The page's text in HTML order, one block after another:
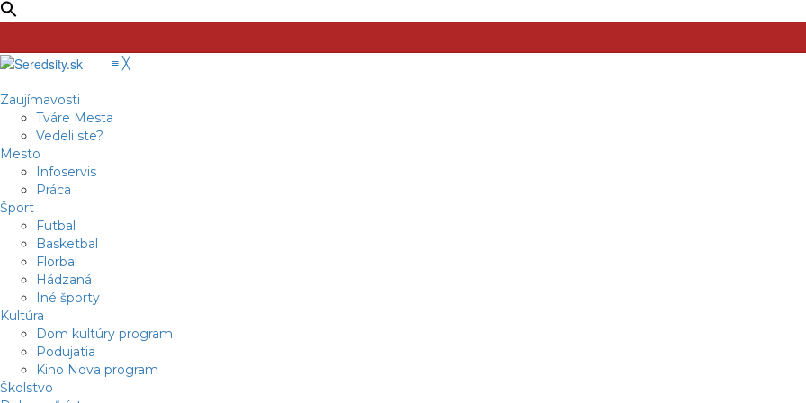
≡ ╳
Zaujímavosti
Tváre Mesta
Vedeli ste?
Mesto
Infoservis
Práca
Šport
Futbal
Basketbal
Florbal
Hádzaná
Iné športy
Kultúra
Dom kultúry program
Podujatia
Kino Nova program
Školstvo